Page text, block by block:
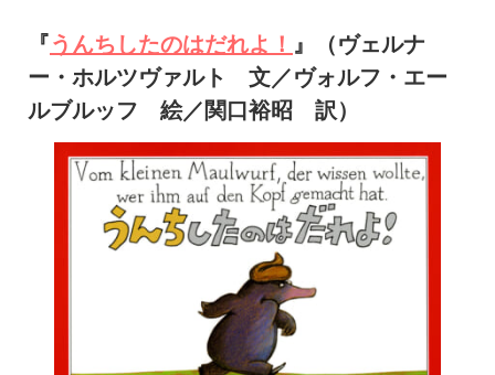
『うんちしたのはだれよ！ 』（ヴェルナ
ー・ホルツヴァルト 文／ヴォルフ・エー
ルブルッフ 絵／関口裕昭 訳）